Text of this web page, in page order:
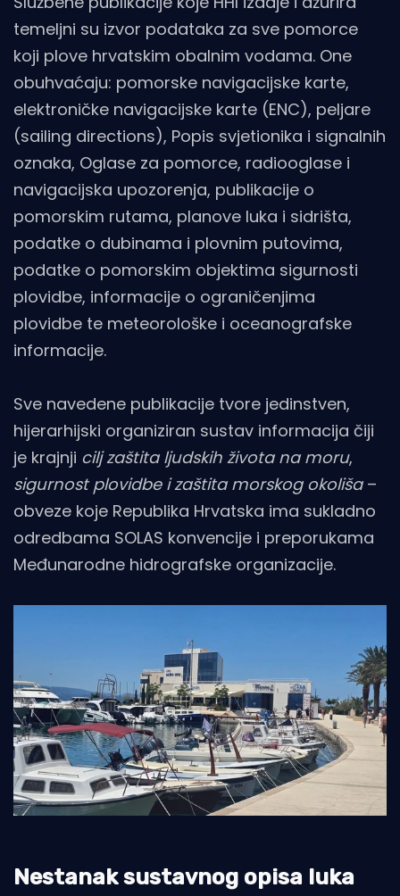
temeljni su izvor podataka za sve pomorce
koji plove hrvatskim obalnim vodama. One
obuhvaćaju: pomorske navigacijske karte,
elektroničke navigacijske karte (ENC), peljare
(sailing directions), Popis svjetionika i signalnih
oznaka, Oglase za pomorce, radiooglase i
navigacijska upozorenja, publikacije o
pomorskim rutama, planove luka i sidrišta,
podatke o dubinama i plovnim putovima,
podatke o pomorskim objektima sigurnosti
plovidbe, informacije o ograničenjima
plovidbe te meteorološke i oceanografske
informacije.
Sve navedene publikacije tvore jedinstven,
hijerarhijski organiziran sustav informacija čiji
je krajnji cilj zaštita ljudskih života na moru,
sigurnost plovidbe i zaštita morskog okoliša –
obveze koje Republika Hrvatska ima sukladno
odredbama SOLAS konvencije i preporukama
Međunarodne hidrografske organizacije.
Nestanak sustavnog opisa luka